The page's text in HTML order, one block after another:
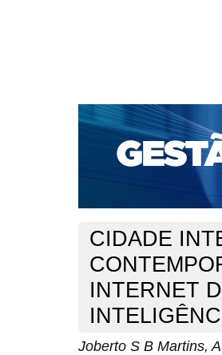
CAPA SOBRE
PORTAL DE REVISTAS DA
PARA SUBMISSÃO DE
Capa v. 25, jan./dez. 2024>
CIDADE
INTERNET
Joberto S B Martins,